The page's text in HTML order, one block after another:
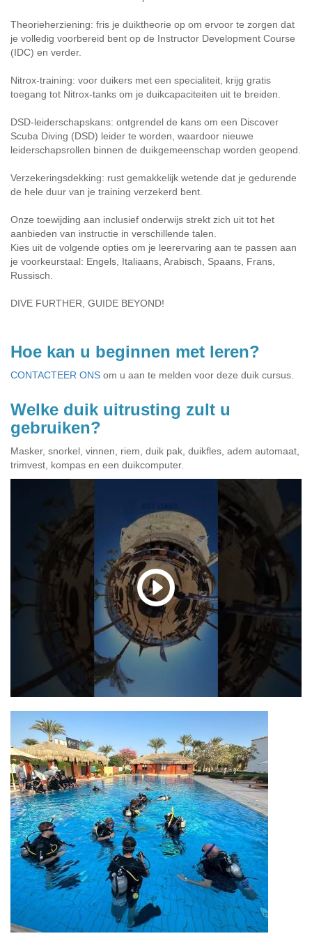
Theorieherziening: fris je duiktheorie op om ervoor te zorgen dat
je volledig voorbereid bent op de Instructor Development Course
(IDC) en verder.
Nitrox-training: voor duikers met een specialiteit, krijg gratis
toegang tot Nitrox-tanks om je duikcapaciteiten uit te breiden.
DSD-leiderschapskans: ontgrendel de kans om een Discover
Scuba Diving (DSD) leider te worden, waardoor nieuwe
leiderschapsrollen binnen de duikgemeenschap worden geopend.
Verzekeringsdekking: rust gemakkelijk wetende dat je gedurende
de hele duur van je training verzekerd bent.
Onze toewijding aan inclusief onderwijs strekt zich uit tot het
aanbieden van instructie in verschillende talen.
Kies uit de volgende opties om je leerervaring aan te passen aan
je voorkeurstaal: Engels, Italiaans, Arabisch, Spaans, Frans,
Russisch.
DIVE FURTHER, GUIDE BEYOND!
Hoe kan u beginnen met leren?
CONTACTEER ONS om u aan te melden voor deze duik cursus.
Welke duik uitrusting zult u
gebruiken?
Masker, snorkel, vinnen, riem, duik pak, duikfles, adem automaat,
trimvest, kompas en een duikcomputer.